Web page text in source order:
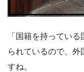
「国籍を持ってい
られているので、
すね。